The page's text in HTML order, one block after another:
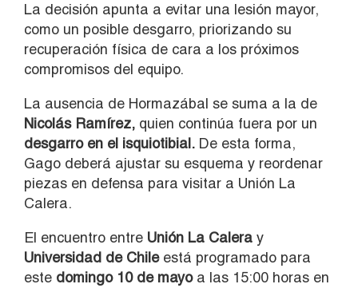
La decisión apunta a evitar una lesión mayor,
como un posible desgarro, priorizando su
recuperación física de cara a los próximos
compromisos del equipo.
La ausencia de Hormazábal se suma a la de
Nicolás Ramírez, quien continúa fuera por un
desgarro en el isquiotibial. De esta forma,
Gago deberá ajustar su esquema y reordenar
piezas en defensa para visitar a Unión La
Calera.
El encuentro entre Unión La Calera y
Universidad de Chileestá programado para
este domingo 10 de mayoa las 15:00 horas en